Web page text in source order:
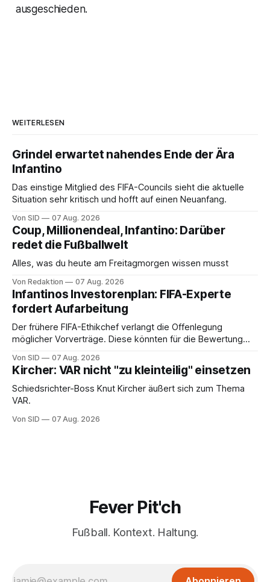
ausgeschieden.
WEITERLESEN
Grindel erwartet nahendes Ende der Ära
Infantino
Das einstige Mitglied des FIFA-Councils sieht die aktuelle
Situation sehr kritisch und hofft auf einen Neuanfang.
Von SID 07 Aug. 2026
Coup, Millionendeal, Infantino: Darüber
redet die Fußballwelt
Alles, was du heute am Freitagmorgen wissen musst
Von Redaktion 07 Aug. 2026
Infantinos Investorenplan: FIFA-Experte
fordert Aufarbeitung
Der frühere FIFA-Ethikchef verlangt die Offenlegung
möglicher Vorverträge. Diese könnten für die Bewertung
Von SID 07 Aug. 2026
Kircher: VAR nicht "zu kleinteilig" einsetzen
Schiedsrichter-Boss Knut Kircher äußert sich zum Thema
VAR.
Von SID 07 Aug. 2026
Fever Pit'ch
Fußball. Kontext. Haltung.